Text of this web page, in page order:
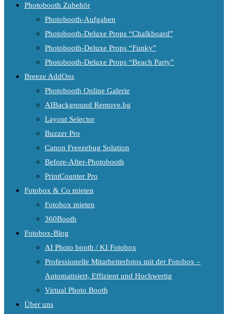
Photobooth Zubehör
Photobooth-Aufgaben
Photobooth-Deluxe Props “Chalkboard”
Photobooth-Deluxe Props “Funky”
Photobooth-Deluxe Props “Beach Party”
Breeze AddOns
Photobooth Online Galerie
AIBackground Remove.bg
Layout Selector
Buzzer Pro
Canon Freezebug Solution
Before-After-Photobooth
PrintCounter Pro
Fotobox & Co mieten
Fotobox mieten
360Booth
Fotobox-Blog
AI Photo booth / KI Fotobox
Professionelle Mitarbeiterfotos mit der Fotobox –
Automatisiert, Effizient und Hochwertig
Virtual Photo Booth
Über uns